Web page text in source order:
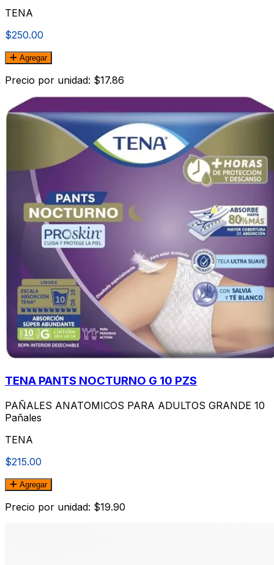
TENA
$250.00
Agregar
Precio por unidad: $17.86
TENA PANTS NOCTURNO G 10 PZS
PAÑALES ANATOMICOS PARA ADULTOS GRANDE 10
Pañales
TENA
$215.00
Agregar
Precio por unidad: $19.90